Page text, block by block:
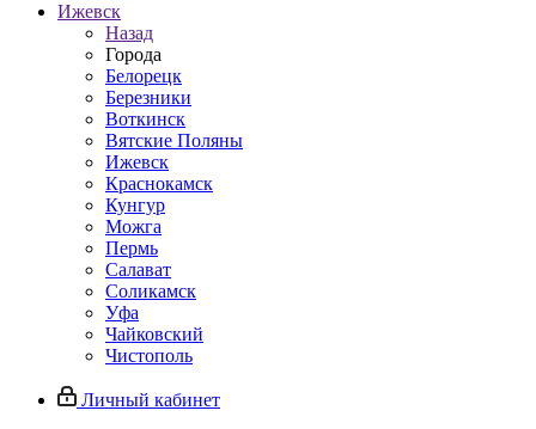
Ижевск
Назад
Города
Белорецк
Березники
Воткинск
Вятские Поляны
Ижевск
Краснокамск
Кунгур
Можга
Пермь
Салават
Соликамск
Уфа
Чайковский
Чистополь
Личный кабинет